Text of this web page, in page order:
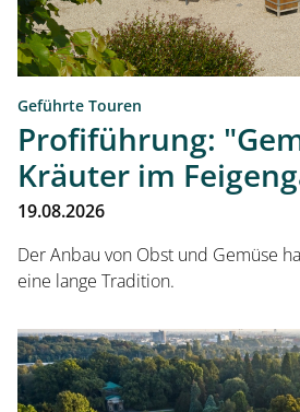
Geführte Touren
Profiführung:
Kräuter im
19.08.2026
Der Anbau von Obst und Gemüse
eine lange Tradition.